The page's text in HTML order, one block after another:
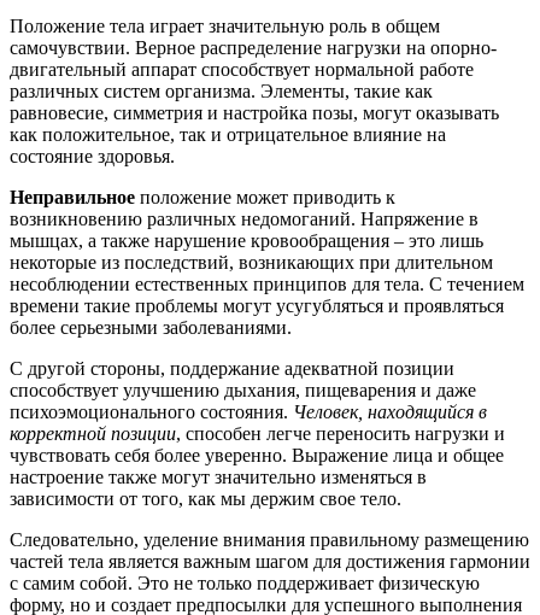
Положение тела играет значительную роль в общем
самочувствии. Верное распределение нагрузки на опорно-
двигательный аппарат способствует нормальной работе
различных систем организма. Элементы, такие как
равновесие, симметрия и настройка позы, могут оказывать
как положительное, так и отрицательное влияние на
состояние здоровья.
Неправильное положение может приводить к
возникновению различных недомоганий. Напряжение в
мышцах, а также нарушение кровообращения – это лишь
некоторые из последствий, возникающих при длительном
несоблюдении естественных принципов для тела. С течением
времени такие проблемы могут усугубляться и проявляться
более серьезными заболеваниями.
С другой стороны, поддержание адекватной позиции
способствует улучшению дыхания, пищеварения и даже
психоэмоционального состояния. Человек, находящийся в
корректной позиции, способен легче переносить нагрузки и
чувствовать себя более уверенно. Выражение лица и общее
настроение также могут значительно изменяться в
зависимости от того, как мы держим свое тело.
Следовательно, уделение внимания правильному размещению
частей тела является важным шагом для достижения гармонии
с самим собой. Это не только поддерживает физическую
форму, но и создает предпосылки для успешного выполнения